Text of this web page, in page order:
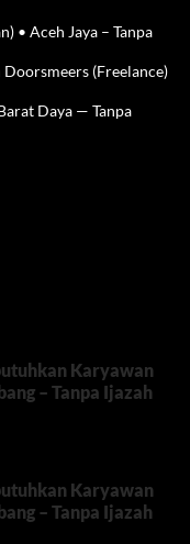
• Aceh Jaya – Tanpa
(Freelance)
Daya — Tanpa
Karyawan
– Tanpa Ijazah
Karyawan
– Tanpa Ijazah